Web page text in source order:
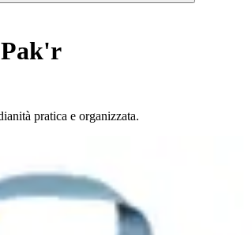
pratica e organizzata.